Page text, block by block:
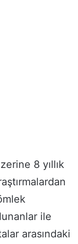
8 yıllık
ile
arasındaki